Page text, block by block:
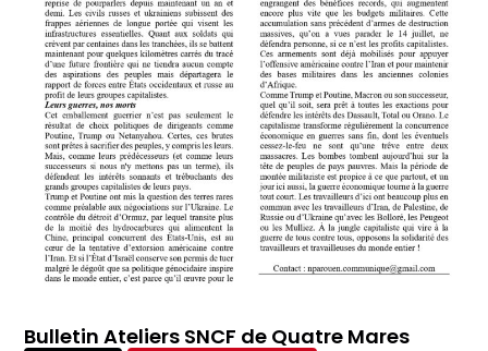
Bulletin Ateliers SNCF de Quatre Mares